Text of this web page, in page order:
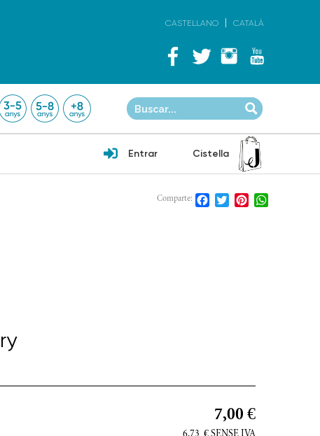
CASTELLANO CATALÀ
Entrar Cistella
Comparte: Facebook
TwitterPinterest
7,00 €
6,73 €SENSE IVA